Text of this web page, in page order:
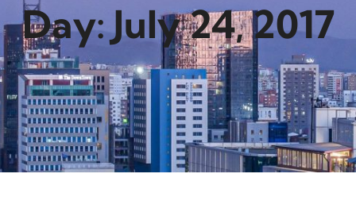
Day:July 24, 2017